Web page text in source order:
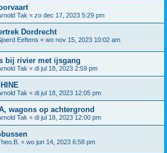
Tak « zo dec 17, 2023 5:29 pm
Dordrecht
Eeftens « wo nov 15, 2023 10:02 am
bij rivier met ijsgang
Tak « di jul 18, 2023 2:59 pm
Tak « di jul 18, 2023 12:05 pm
wagons op achtergrond
Tak « di jul 18, 2023 12:00 pm
« wo jun 14, 2023 6:58 pm